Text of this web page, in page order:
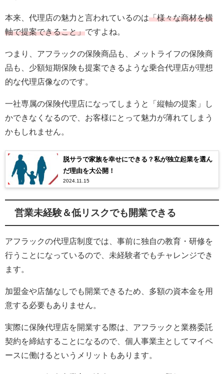
本来、代理店の魅力と言われているのは「様々な商材を横
軸で提案できること」ですよね。
つまり、アフラックの保険商品も、メットライフの保険商
品も、少額短期保険も提案できるような乗合代理店が理想
的な代理店像なのです。
一社専属の保険代理店になってしまうと「縦軸の提案」し
かできなくなるので、お客様にとって魅力が薄れてしまう
かもしれません。
脱サラで家族を幸せにできる？私が独立起業を選ん
だ理由を大公開！
2024.11.15
営業未経験＆低リスクでも開業できる
アフラックの代理店制度では、事前に独自の教育・研修を
行うことになっているので、未経験者でもチャレンジでき
ます。
加盟金や店舗なしでも開業できるため、多額の資本金を用
意する必要もありません。
実際に保険代理店を開業する際は、アフラックと業務委託
契約を締結することになるので、個人事業主としてマイペ
ースに働けるというメリットもあります。